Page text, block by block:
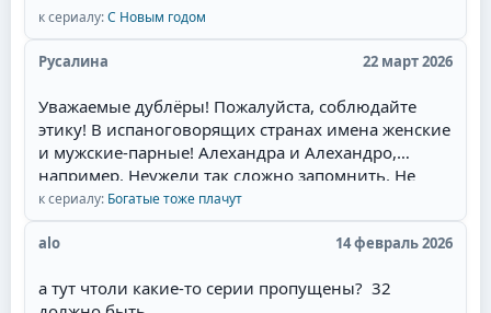
которые мечтала увидеть на экране. Привлек сам
образ главного героя - пират.Отдельный респект
за отсутствие моего "любимейшего" сюжетного
ложится с ним, и героиня это видит. Потом
злодейка объявляет о беременности, и герой, как
честный человек, женится. Причём он может
противиться, но героиня сама его отпускает к
другой, мол, ты должен, там ребёнок. При этом
она часто сама беременна. И она выходит замуж
за давно влюблённого в неё парня, но в постель
героя. Советую всем посмотреть необычную
к сериалу:С Новым годом
Русалина 22 март 2026
Уважаемые дублёры! Пожалуйста, соблюдайте
этику! В испаноговорящих странах имена женские
и мужские-парные! Алехандра и Алехандро,
например. Неужели так сложно запомнить. Не
валите всё в одну кучу! Сантьяга - режет ухо!
Мужские имена имеют окончание -о, а женские,
соответственно -а.
к сериалу: Богатые тоже плачут
alo 14 февраль 2026
а тут чтоли какие-то серии пропущены? 32